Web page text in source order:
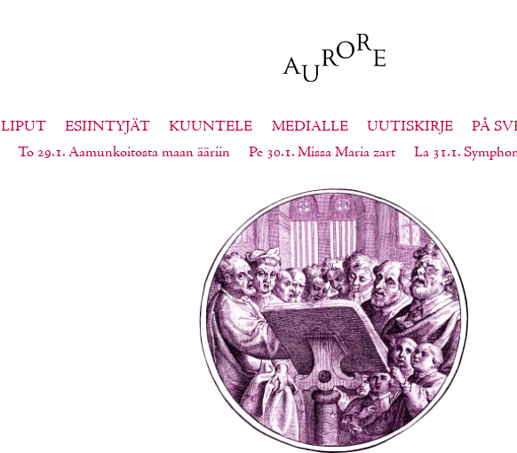
LIPUT ESIINTYJÄT KUUNTELE MEDIALLE UUTISKIRJE PÅ
To 29.1. Aamunkoitosta maan ääriin Pe 30.1. Missa Maria zart La 31.1.